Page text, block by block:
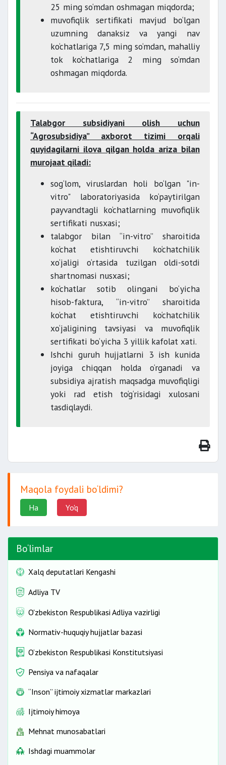
25 ming so‘mdan oshmagan miqdorda;
muvofiqlik sertifikati mavjud bo‘lgan
uzumning danaksiz va yangi nav
ko‘chatlariga 7,5 ming so‘mdan, mahalliy
tok ko‘chatlariga 2 ming so‘mdan
oshmagan miqdorda.
Talabgor subsidiyani olish uchun
“Agrosubsidiya” axborot tizimi orqali
quyidagilarni ilova qilgan holda ariza bilan
murojaat qiladi:
sog‘lom, viruslardan holi bo‘lgan "in-
vitro" laboratoriyasida ko‘paytirilgan
payvandtagli ko‘chatlarning muvofiqlik
sertifikati nusxasi;
talabgor bilan “in-vitro” sharoitida
ko‘chat etishtiruvchi ko‘chatchilik
xo‘jaligi o‘rtasida tuzilgan oldi-sotdi
shartnomasi nusxasi;
ko‘chatlar sotib olingani bo‘yicha
hisob-faktura, “in-vitro” sharoitida
ko‘chat etishtiruvchi ko‘chatchilik
xo‘jaligining tavsiyasi va muvofiqlik
sertifikati bo‘yicha 3 yillik kafolat xati.
Ishchi guruh hujjatlarni 3 ish kunida
joyiga chiqqan holda o‘rganadi va
subsidiya ajratish maqsadga muvofiqligi
yoki rad etish to‘g‘risidagi xulosani
tasdiqlaydi.
Maqola foydali bo‘ldimi?
Ha Yo'q
Bo‘limlar
Xalq deputatlari Kengashi
Adliya TV
O'zbekiston Respublikasi Adliya vazirligi
Normativ-huquqiy hujjatlar bazasi
O‘zbekiston Respublikasi Konstitutsiyasi
Pensiya va nafaqalar
“Inson” ijtimoiy xizmatlar markazlari
Ijtimoiy himoya
Mehnat munosabatlari
Ishdagi muammolar